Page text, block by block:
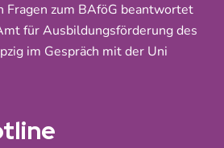
Fragen zum BAföG beantwortet
für Ausbildungsförderung des
im Gespräch mit der Uni